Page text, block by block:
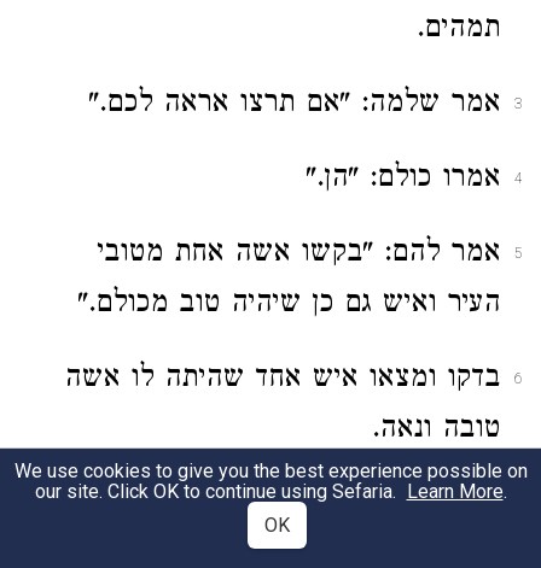
תמהים.
3 אמר שלמה: "אם תרצו אראה לכם."
4 אמרו כולם: "הן."
5
‏אמר להם: "בקשו אשה אחת מטובי
העיר ואיש גם כן שיהיה טוב מכולם."
6
בדקו ומצאו איש אחד שהיתה לו אשה
טובה ונאה.
שלח המלך לקרוא אותו והביאוהו לפניו.
אמר לו: "תדע שאני מבקש לך כבוד
We use cookies to give you the best experience possible on
our site. Click OK to continue using Sefaria. Learn More.
OK